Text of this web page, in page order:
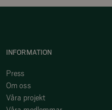
INFORMATION
Press
Om oss
Våra projekt